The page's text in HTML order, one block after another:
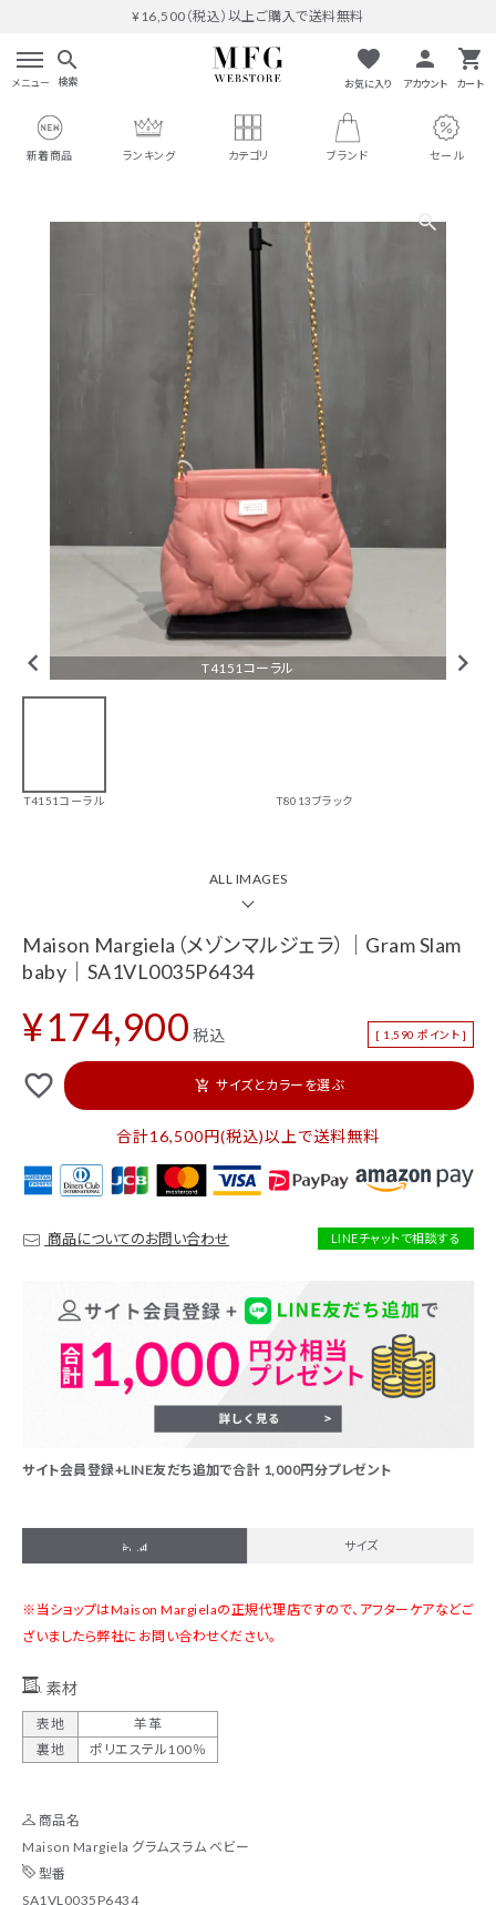
¥16,500（税込）以上ご購入で送料無料
メニュー
search
検索
favorite
お気に入り
person
アカウント
shopping_cart
カート
新着商品 ランキング カテゴリ ブランド セール
#THOMAS MAGPIE
#MARGAUX VINTAGE
#イチパーセント
絞り込んで検索
CHECKED ITEM
Margiela（メゾン
マルジェラ）｜
ブランド一覧
カテゴリーから探す
新着商品 セール
トップス パンツ
アウター バッグ
シューズ 財布
インフォメーション
ACCOUNT MENU
ログイン 会員登録
T4151コーラル
T4151コーラル T8013ブラック
ALL IMAGES
Maison Margiela（メゾンマルジェラ）｜Gram Slam
baby｜SA1VL0035P6434
¥174,900 税込 [ 1,590 ポイント ]
favorite_outline add_shopping_cart サイズとカラーを選ぶ
合計16,500円(税込)以上で送料無料
商品についてのお問い合わせ LINEチャットで相談する
サイト会員登録+LINE友だち追加で合計 1,000円分プレゼント
詳細 サイズ
※当ショップはMaison Margielaの正規代理店ですので、アフターケアなどご
ざいましたら弊社にお問い合わせください。
素材
表地
羊革
裏地
ポリエステル100％
商品名
Maison Margiela グラムスラム ベビー
型番
SA1VL0035P6434